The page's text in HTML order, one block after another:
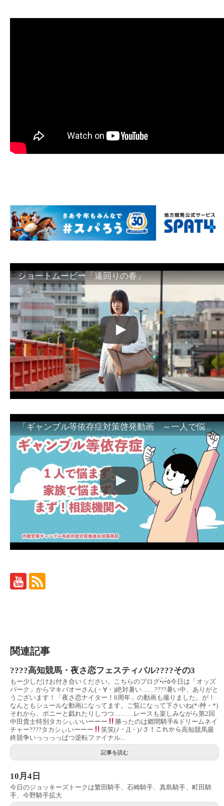
ショートムービー「遠回りの春」
「ギャンブル等依存症対策啓発動画 ～一人で悩まず、家族で悩まず、まず！相談機関へ～」
関連記事
????高知競馬・夜さ恋フェスティバル????その3
もー少しだけお付き合いください。こちらのブログ•́ε•̀٥今日は「オッズ
パーク」からマキバオーさん(・∀・)絶対暑い……????暑い中、ありがと
うございます！「夜さ恋ナイター！8周年」の動画も撮りました。が！
なんともシュールな動画になってます。ご覧になって下さいね(*-艸・*)
それから、ポニーと戯れたりしつつ………レースも楽しみながら第2回
中田貴士特別タカシぃいいーーー
勝ったのは郷間騎手&ドリームネイ
チャー????タカシぃいーーー
笑笑(ﾉ・Д・)ﾉさ！これから高知競馬最
終競争いっっっっぱつ逆転ファイナル...
記事を読む
10月4日
今日のジョッキーズトークは繁田騎手、石崎騎手、真島騎手、町田騎
手、今野騎手拡大